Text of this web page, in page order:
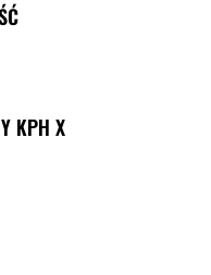
KPH X